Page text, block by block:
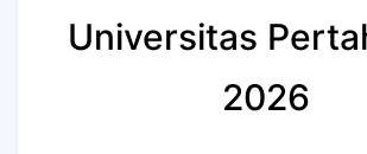
Universitas
2026